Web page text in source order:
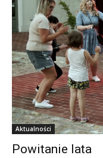
Aktualności
Powitanie lata